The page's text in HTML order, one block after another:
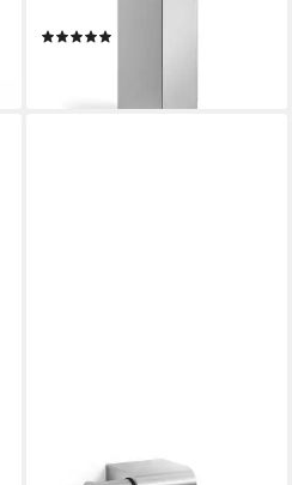
lieferbar - in 2-3 Werktagen bei dir